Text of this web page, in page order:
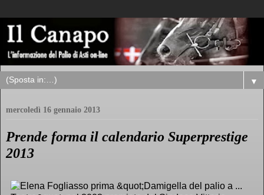
▼
mercoledì 16 gennaio 2013
Prende forma il calendario Superprestige
2013